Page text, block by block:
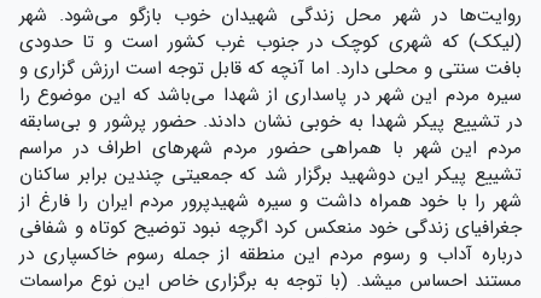
روایت‌ها در شهر محل زندگی شهیدان خوب بازگو می‌شود. شهر
(لیکک) که شهری کوچک در جنوب غرب کشور است و تا حدودی
بافت سنتی و محلی دارد. اما آنچه که قابل توجه است ارزش گزاری و
سیره مردم این شهر در پاسداری از شهدا می‌باشد که این موضوع را
در تشییع پیکر شهدا به خوبی نشان دادند. حضور پرشور و بی‌سابقه
مردم این شهر با همراهی حضور مردم شهرهای اطراف در مراسم
تشییع پیکر این دوشهید برگزار شد که جمعیتی چندین برابر ساکنان
شهر را با خود همراه داشت و سیره شهیدپرور مردم ایران را فارغ از
جغرافیای زندگی خود منعکس کرد اگرچه نبود توضیح کوتاه و شفافی
درباره آداب و رسوم مردم این منطقه از جمله رسوم خاکسپاری در
مستند احساس میشد. (با توجه به برگزاری خاص این نوع مراسمات